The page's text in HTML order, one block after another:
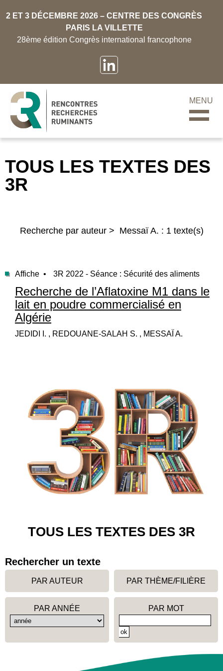
2 ET 3 DÉCEMBRE 2026 – CENTRE DES CONGRÈS
PARIS LA VILLETTE
28ème édition Congrès international francophone
MENU
TOUS LES TEXTES DES
3R
Recherche par auteur > Messaï A. : 1 texte(s)
Affiche • 3R 2022 - Séance : Sécurité des aliments
Recherche de l’Aflatoxine M1 dans le
lait en poudre commercialisé en
Algérie
JEDIDI I. , REDOUANE-SALAH S. , MESSAÏ A.
TOUS LES TEXTES DES 3R
Rechercher un texte
PAR AUTEUR PAR THÈME/FILIÈRE
PAR ANNÉE PAR MOT